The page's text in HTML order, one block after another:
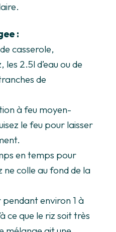
:
casserole,
2.5l d’eau ou de
de
à feu moyen-
le feu pour laisser
en temps pour
ne colle au fond de la
pendant environ 1 à
ce que le riz soit très